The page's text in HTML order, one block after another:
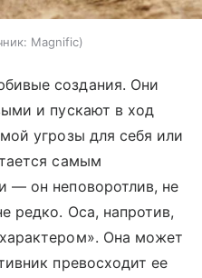
Magnific
создания. Они
и пускают в ход
угрозы для себя или
самым
— он неповоротлив, не
редко. Оса, напротив,
Она может
превосходит ее